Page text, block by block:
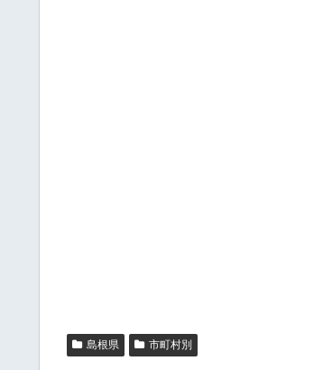
島根県 市町村別